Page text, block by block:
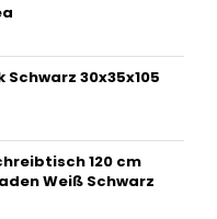
30x35x105
120 cm
Weiß Schwarz